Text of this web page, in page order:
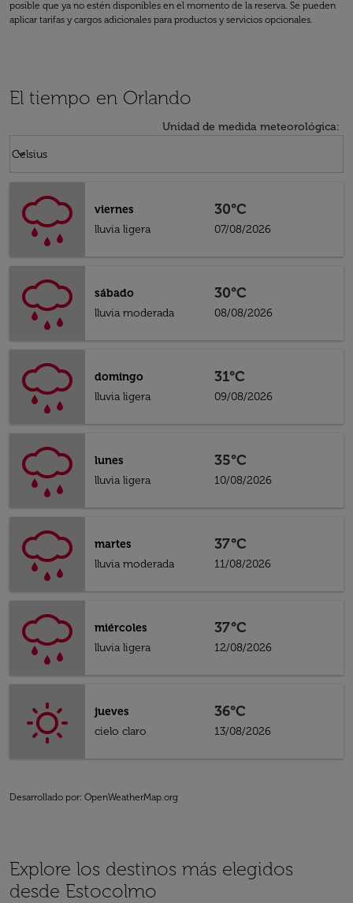
posible que ya no estén disponibles en el momento de la reserva. Se pueden
aplicar tarifas y cargos adicionales para productos y servicios opcionales.
El tiempo en Orlando
Unidad de medida meteorológica:
Celsius
keyboard_arrow_down
viernes
lluvia ligera
30°C
07/08/2026
sábado
lluvia moderada
30°C
08/08/2026
domingo
lluvia ligera
31°C
09/08/2026
lunes
lluvia ligera
35°C
10/08/2026
martes
lluvia moderada
37°C
11/08/2026
miércoles
lluvia ligera
37°C
12/08/2026
jueves
cielo claro
36°C
13/08/2026
Desarrollado por: OpenWeatherMap.org
Explore los destinos más elegidos
desde Estocolmo